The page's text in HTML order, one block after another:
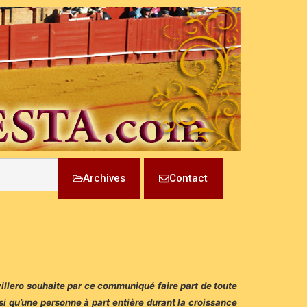
Archives Contact
souhaite par ce communiqué faire part de toute
personne à part entière durant la croissance